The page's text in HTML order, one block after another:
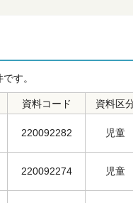
です。
資料コード 資料区
220092282 児童
220092274 児童